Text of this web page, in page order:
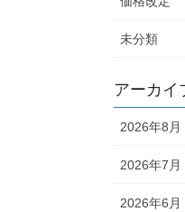
未分類
アーカイ
2026年8月
2026年7月
2026年6月